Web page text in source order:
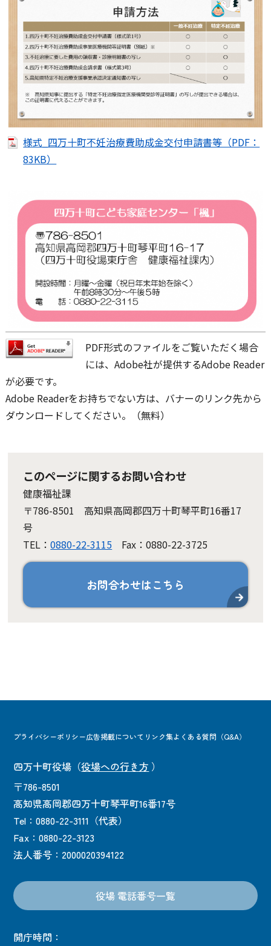
様式_四万十町不妊治療費助成金交付申請書等（PDF：
83KB）
PDF形式のファイルをご覧いただく場合
には、Adobe社が提供するAdobe Reader
が必要です。
Adobe Readerをお持ちでない方は、バナーのリンク先から
ダウンロードしてください。（無料）
このページに関するお問い合わせ
健康福祉課
〒786-8501 高知県高岡郡四万十町琴平町16番17
号
TEL：0880-22-3115 Fax：0880-22-3725
お問合わせはこちら
プライバシーポリシー広告掲載について リンク集よくある質問（Q&A）
四万十町役場 （役場への行き方 ）
〒786-8501
高知県高岡郡四万十町琴平町16番17号
Tel：0880-22-3111（代表）
Fax：0880-22-3123
法人番号：2000020394122
役場 電話番号一覧
開庁時間：